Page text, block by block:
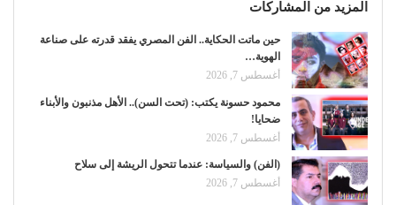
المزيد من المشاركات
حين ماتت الحكاية.. الفن المصري يفقد قدرته على صناعة
الهوية…
أغسطس 7, 2026
محمود حسونة يكتب: (تحت السن).. الأهل مذنبون والأبناء
ضحايا!
أغسطس 7, 2026
(الفن) والسياسة: عندما تتحول الريشة إلى سلاح
أغسطس 7, 2026